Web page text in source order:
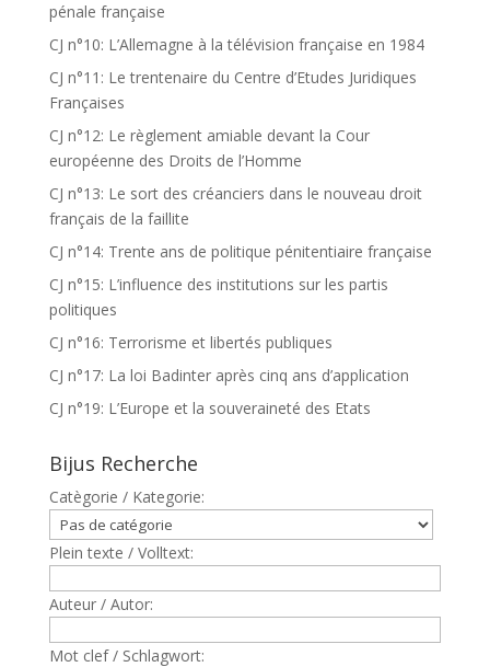
pénale française
CJ n°10: L’Allemagne à la télévision française en 1984
CJ n°11: Le trentenaire du Centre d’Etudes Juridiques
Françaises
CJ n°12: Le règlement amiable devant la Cour
européenne des Droits de l’Homme
CJ n°13: Le sort des créanciers dans le nouveau droit
français de la faillite
CJ n°14: Trente ans de politique pénitentiaire française
CJ n°15: L’influence des institutions sur les partis
politiques
CJ n°16: Terrorisme et libertés publiques
CJ n°17: La loi Badinter après cinq ans d’application
CJ n°19: L’Europe et la souveraineté des Etats
Bijus Recherche
Catègorie / Kategorie:
Plein texte / Volltext:
Auteur / Autor:
Mot clef / Schlagwort: